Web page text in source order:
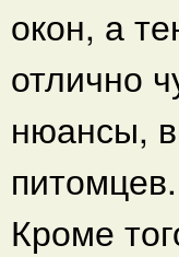
окон, а
отлично
нюансы,
питомцев.
Кроме